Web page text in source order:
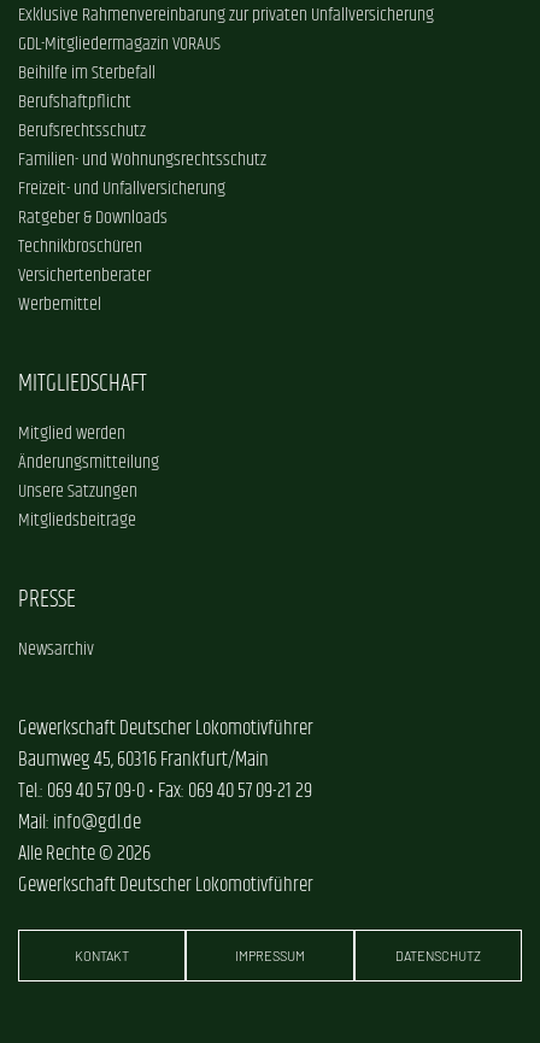
Exklusive Rahmenvereinbarung zur privaten Unfallversicherung
GDL-Mitgliedermagazin VORAUS
Beihilfe im Sterbefall
Berufshaftpflicht
Berufsrechtsschutz
Familien- und Wohnungsrechtsschutz
Freizeit- und Unfallversicherung
Ratgeber & Downloads
Technikbroschüren
Versichertenberater
Werbemittel
MITGLIEDSCHAFT
Mitglied werden
Änderungsmitteilung
Unsere Satzungen
Mitgliedsbeiträge
PRESSE
Newsarchiv
Gewerkschaft Deutscher Lokomotivführer
Baumweg 45, 60316 Frankfurt/Main
Tel.: 069 40 57 09-0 • Fax: 069 40 57 09-21 29
Mail: info@gdl.de
Alle Rechte © 2026
Gewerkschaft Deutscher Lokomotivführer
KONTAKT IMPRESSUM DATENSCHUTZ